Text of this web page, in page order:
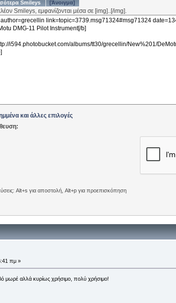
Smileys [Άνοιγμα]
Smileys, εμφανίζονται μέσα σε [img]..[/img].
και άλλες επιλογές
Alt+s για αποστολή, Alt+p για προεπισκόπηση
πμ »
μωρέ αλλά κυρίως χρήσιμο, πολύ χρήσιμο!